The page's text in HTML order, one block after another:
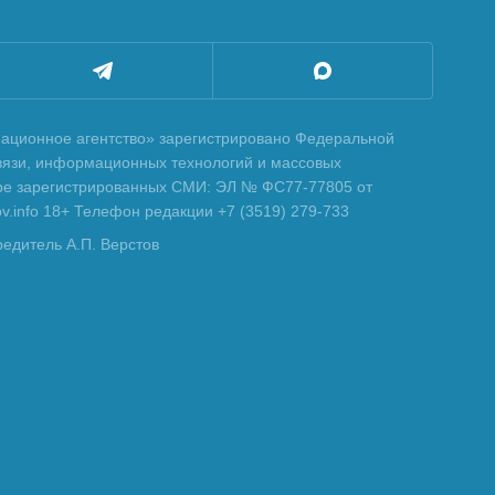
агентство» зарегистрировано Федеральной
информационных технологий и массовых
зарегистрированных СМИ: ЭЛ № ФС77-77805 от
18+ Телефон редакции +7 (3519) 279-733
А.П. Верстов